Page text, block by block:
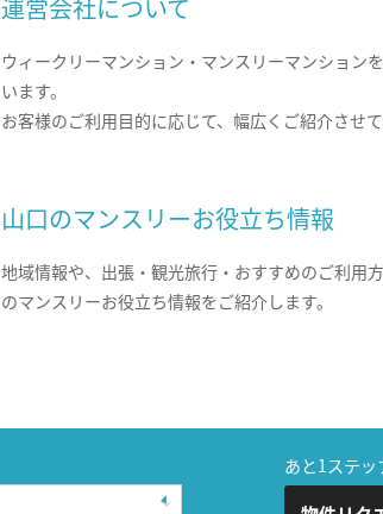
運営会社について
ウィークリーマンション・マンスリーマンション
います。
お客様のご利用目的に応じて、幅広くご紹介させて
山口のマンスリーお役立ち情報
地域情報や、出張・観光旅行・おすすめのご利用
のマンスリーお役立ち情報をご紹介します。
あと1ステッ